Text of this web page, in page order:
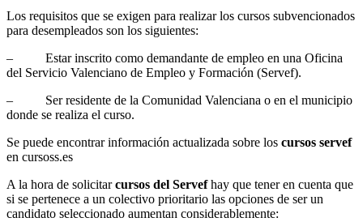
Los requisitos que se exigen para realizar los cursos subvencionados
para desempleados son los siguientes:
– Estar inscrito como demandante de empleo en una Oficina
del Servicio Valenciano de Empleo y Formación (Servef).
– Ser residente de la Comunidad Valenciana o en el municipio
donde se realiza el curso.
Se puede encontrar información actualizada sobre los cursos servef
en cursoss.es
A la hora de solicitarcursos del Servefhay que tener en cuenta que
si se pertenece a un colectivo prioritario las opciones de ser un
candidato seleccionado aumentan considerablemente: